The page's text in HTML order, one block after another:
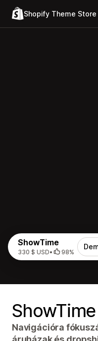
Shopify Theme Store
ShowTime
330 $ USD• 98%
ShowTime
Navigációra